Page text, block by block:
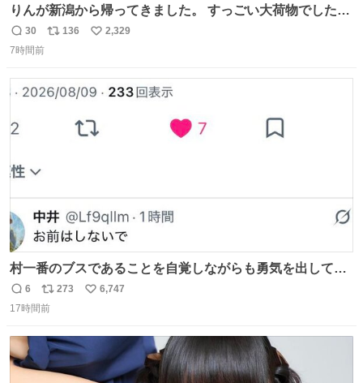
りんが新潟から帰ってきました。 すっごい大荷物でした
ね…… 久しぶりにみんなそろってのご飯。 安はおめでた。
環もうれしそうでした。 👇りん、おかえりなさい
薫る #風薫るオフショット 見上愛 上坂樹里 水野美紀 早坂
返
信
30
リ
ト
136
い
数
2,329
7時間前
村一番のブスであることを自覚しながらも勇気を出して村
長の息子に恋文を書いたら翌日村の共用井戸に捨てられて
たときの顔になった
返
信
6
リ
ポ
ト
数
273
い
数
6,747
17時間前